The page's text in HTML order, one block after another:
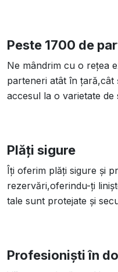
Peste 1700 de
Ne mândrim cu o rețea
parteneri atât în țară,cât
accesul la o varietate de
Plăți sigure
Îți oferim plăți sigure și
rezervări,oferindu-ți
tale sunt protejate și
Profesioniști în